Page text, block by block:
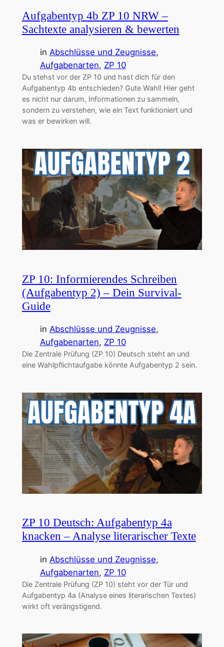
Aufgabentyp 4b ZP 10 NRW –
Sachtexte analysieren & bewerten
in Abschlüsse und Zeugnisse
Aufgabenarten, ZP 10
Du stehst vor der ZP 10 und hast dich für den
Aufgabentyp 4b entschieden? Gute Wahl! Hier geht
es nicht nur darum, Informationen zu sammeln,
sondern zu verstehen, wie ein Text funktioniert und
was er bewirken will.
ZP 10: Informierendes Schreiben
(Aufgabentyp 2) – Dein Survival-
Guide
in Abschlüsse und Zeugnisse
Aufgabenarten, ZP 10
Die Zentrale Prüfung (ZP 10) Deutsch steht an und
eine Wahlpflichtaufgabe könnte Aufgabentyp 2 sein.
ZP 10 Deutsch: Aufgabentyp 4a
knacken – Analyse literarischer Texte
in Abschlüsse und Zeugnisse
Aufgabenarten, ZP 10
Die Zentrale Prüfung (ZP 10) steht vor der Tür und
Aufgabentyp 4a (Analyse eines literarischen Textes)
wirkt oft verängstigend.